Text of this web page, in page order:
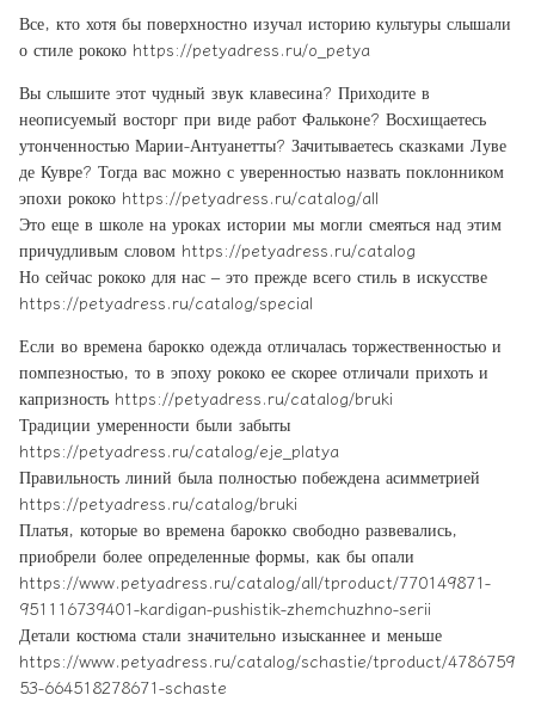
Все, кто хотя бы поверхностно изучал историю культуры слышали
о стиле рококо https://petyadress.ru/o_petya
Вы слышите этот чудный звук клавесина? Приходите в
неописуемый восторг при виде работ Фальконе? Восхищаетесь
утонченностью Марии-Антуанетты? Зачитываетесь сказками Луве
де Кувре? Тогда вас можно с уверенностью назвать поклонником
эпохи рококо https://petyadress.ru/catalog/all
Это еще в школе на уроках истории мы могли смеяться над этим
причудливым словом https://petyadress.ru/catalog
Но сейчас рококо для нас – это прежде всего стиль в искусстве
https://petyadress.ru/catalog/special
Если во времена барокко одежда отличалась торжественностью и
помпезностью, то в эпоху рококо ее скорее отличали прихоть и
капризность https://petyadress.ru/catalog/bruki
Традиции умеренности были забыты
https://petyadress.ru/catalog/eje_platya
Правильность линий была полностью побеждена асимметрией
https://petyadress.ru/catalog/bruki
Платья, которые во времена барокко свободно развевались,
приобрели более определенные формы, как бы опали
https://www.petyadress.ru/catalog/all/tproduct/770149871-
951116739401-kardigan-pushistik-zhemchuzhno-serii
Детали костюма стали значительно изысканнее и меньше
https://www.petyadress.ru/catalog/schastie/tproduct/4786759
53-664518278671-schaste